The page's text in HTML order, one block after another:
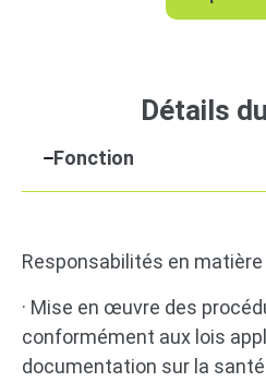
Détails
Fonction
Responsabilités en
· Mise en œuvre des
conformément aux lois
documentation sur la